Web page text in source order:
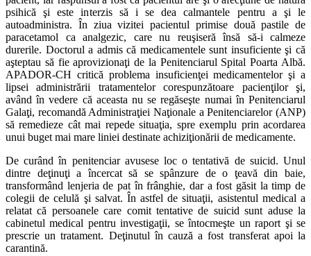
psihică şi este interzis să i se dea calmantele pentru a şi le
autoadministra. În ziua vizitei pacientul primise două pastile de
paracetamol ca analgezic, care nu reuşiseră însă să-i calmeze
durerile. Doctorul a admis că medicamentele sunt insuficiente şi că
aşteptau să fie aprovizionaţi de la Penitenciarul Spital Poarta Albă.
APADOR-CH critică problema insuficienţei medicamentelor şi a
lipsei administrării tratamentelor corespunzătoare pacienţilor şi,
având în vedere că aceasta nu se regăseşte numai în Penitenciarul
Galaţi, recomandă Administraţiei Naţionale a Penitenciarelor (ANP)
să remedieze cât mai repede situaţia, spre exemplu prin acordarea
unui buget mai mare liniei destinate achiziţionării de medicamente.
De curând în penitenciar avusese loc o tentativă de suicid. Unul
dintre deţinuţi a încercat să se spânzure de o ţeavă din baie,
transformând lenjeria de pat în frânghie, dar a fost găsit la timp de
colegii de celulă şi salvat. În astfel de situaţii, asistentul medical a
relatat că persoanele care comit tentative de suicid sunt aduse la
cabinetul medical pentru investigaţii, se întocmeşte un raport şi se
prescrie un tratament. Deţinutul în cauză a fost transferat apoi la
carantină.